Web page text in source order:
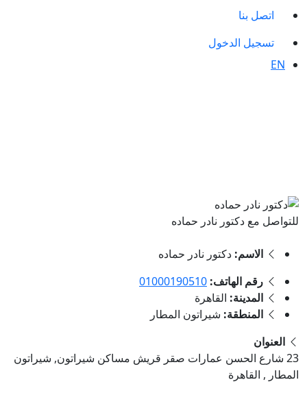
اتصل بنا
تسجيل الدخول
EN
للتواصل مع دكتور نادر حماده
الاسم: دكتور نادر حماده
رقم الهاتف: 01000190510
المدينة: القاهرة
المنطقة: شيراتون المطار
العنوان
23 شارع الحسن عمارات صقر قريش مساكن شيراتون, شيراتون
المطار , القاهرة